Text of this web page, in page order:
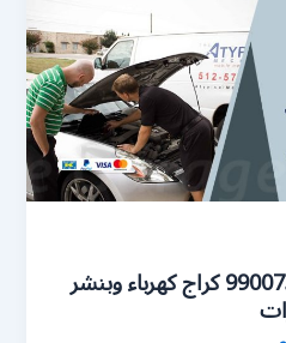
بنشر صباح الناصر 99007355 كراج كهرباء وبنشر